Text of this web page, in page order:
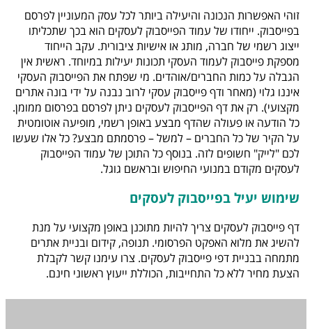
זוהי האפשרות הנכונה והיעילה ביותר לכל עסק המעוניין לפרסם
בפייסבוק. ייחודו של עמוד הפייסבוק לעסקים הוא בכך שתכליתו
ייצוג רשמי של חברה, מותג או אישיות ציבורית. עקב הייחוד
מספקת פייסבוק לעמוד העסקי תכונות יעילות במיוחד. ראשית אין
הגבלה על כמות החברים/אוהדים. מי שפתח את הפייסבוק העסקי
איננו גלוי (מאחר ודף פייסבוק עסקי לרוב נבנה על ידי בונה אתרים
מקצועי). רק את דף הפייסבוק לעסקים ניתן לפרסם בפרסום ממומן.
כל הודעה או פעולה שהדף מבצע באופן רשמי, מופיעה אוטומטית
על הקיר של כל החברים – למשל – פרסמתם מבצע? כל אלו שעשו
לכם "לייק" חשופים לזה. בנוסף כל התוכן של עמוד הפייסבוק
לעסקים מקודם במנועי החיפוש ובראשם גוגל.
שימוש יעיל בפייסבוק לעסקים
דף פייסבוק לעסקים צריך להיות מתוכנן באופן מקצועי על מנת
להשיג את מלוא האפקט הפרסומי. תנופה, קידום ובניית אתרים
מתמחה בבניית דפי פייסבוק לעסקים. צרו עימנו קשר לקבלת
הצעת מחיר ללא כל התחייבות, הכוללת ייעוץ ראשוני חינם.